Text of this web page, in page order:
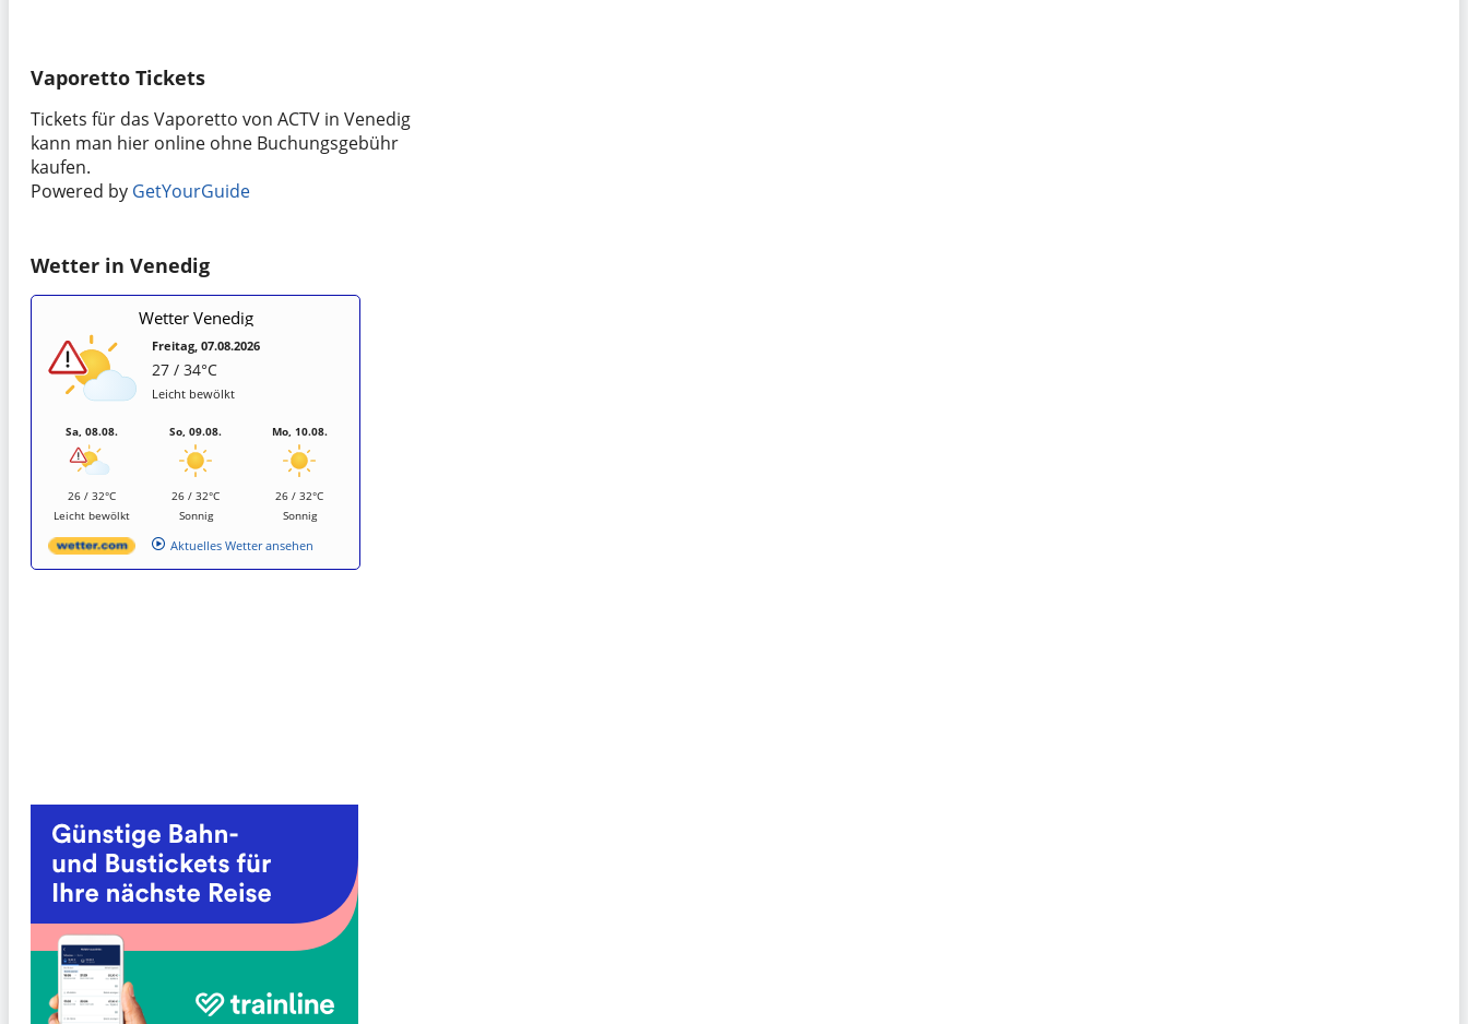
Vaporetto Tickets
Tickets für das Vaporetto von ACTV in Venedig
kann man hier online ohne Buchungsgebühr
kaufen.
Powered by GetYourGuide
Wetter in Venedig
Wetter Venedig
Freitag, 07.08.2026
27 / 34°C
Leicht bewölkt
Sa, 08.08.
26 / 32°C
Leicht bewölkt
So, 09.08.
26 / 32°C
Sonnig
Mo, 10.08.
26 / 32°C
Sonnig
Aktuelles Wetter ansehen